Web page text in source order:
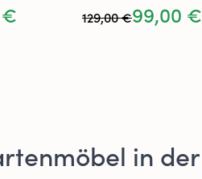
€ 99,00 €
129,00 €
in der